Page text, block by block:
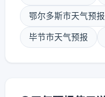
鄂尔多斯市天气预报
毕节市天气预报